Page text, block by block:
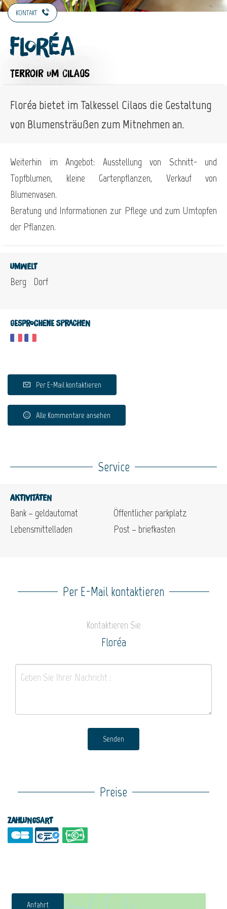
KONTAKT
Floréa
TERROIR UM CILAOS
Floréa bietet im Talkessel Cilaos die Gestaltung
von Blumensträußen zum Mitnehmen an.
Weiterhin im Angebot: Ausstellung von Schnitt- und
Topfblumen, kleine Gartenpflanzen, Verkauf von
Blumenvasen.
Beratung und Informationen zur Pflege und zum Umtopfen
der Pflanzen.
Umwelt
Berg Dorf
Gesprochene Sprachen
Per E-Mail kontaktieren
Alle Kommentare ansehen
Service
Aktivitäten
Bank – geldautomat
Lebensmittelladen
Öffentlicher parkplatz
Post – briefkasten
Per E-Mail kontaktieren
Kontaktieren Sie
Floréa
Senden
Preise
Zahlungsart
Anfahrt